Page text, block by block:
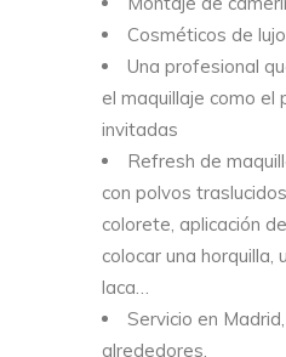
Cosméticos de
Una profesional
el maquillaje como el
invitadas
Refresh de
con polvos
colorete, aplicación
colocar una horquilla,
laca…
Servicio en
alrededores.